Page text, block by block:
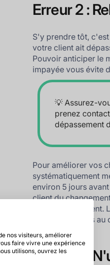
Erreur 2 :
S'y prendre tôt,
votre client ait
Pouvoir anticiper le
impayée vous évite
💡 Assurez-
prenez
dépassement
Pour améliorer vos
systématiquement
environ 5 jours
client du
oublis de paiement.
gagner du temps au
Erreur 3 :
nos visiteurs, améliorer
faire vivre une expérience
utilisons, ouvrez les